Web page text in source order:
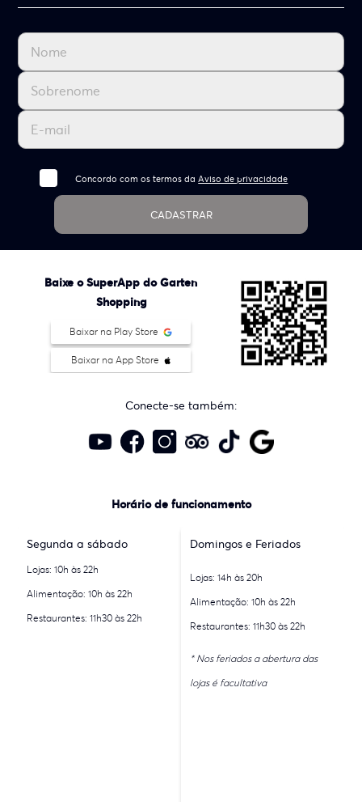
Concordo com os termos daAviso de privacidade
CADASTRAR
Baixe o SuperApp do Garten
Shopping
Baixar na Play Store
Baixar na App Store
Conecte-se também:
Horário de funcionamento
Segunda a sábado
Lojas: 10h às 22h
Alimentação: 10h às 22h
Restaurantes: 11h30 às 22h
Domingos e Feriados
Lojas: 14h às 20h
Alimentação: 10h às 22h
Restaurantes: 11h30 às 22h
* Nos feriados a abertura das
lojas é facultativa